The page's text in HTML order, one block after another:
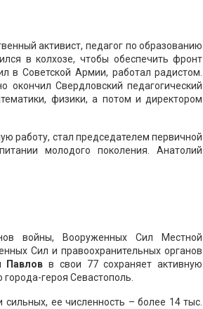
активист, педагог по образованию
в колхозе, чтобы обеспечить фронт
в Советской Армии, работал радистом.
Свердловский педагогический
физики, а потом и директором
работу, стал председателем первичной
молодого поколения. Анатолий
войны, Вооруженных Сил Местной
Сил и правоохранительных органов
Павлов в свои 77 сохраняет активную
героя Севастополь.
ее численность – более 14 тыс.